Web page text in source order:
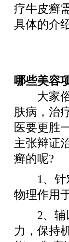
疗牛皮癣
具体的介绍
哪些美容
大家俗
肤病，治
医要更胜
主张辩证
癣的呢?
1、针对
物理作用
2、辅以
力，保持